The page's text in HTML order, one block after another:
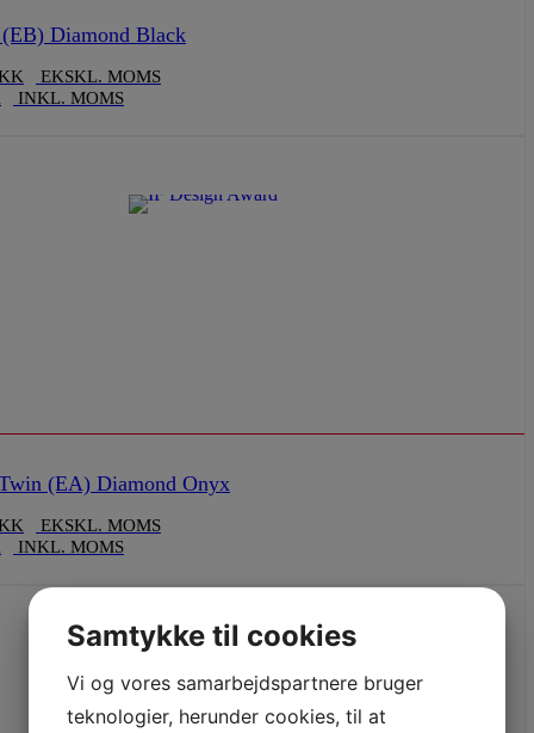
Diamond Black
EKSKL. MOMS
INKL. MOMS
(EA) Diamond Onyx
EKSKL. MOMS
INKL. MOMS
Samtykke til cookies
Vi og vores samarbejdspartnere bruger
teknologier, herunder cookies, til at